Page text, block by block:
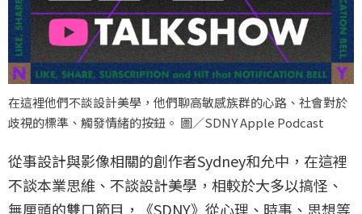
在這裡他們不談設計美學，他們聊高敏感族群的心路、社會對於
歧視的標準、觸發情緒的按鈕。 圖／SDNY Apple Podcast
從事設計與影像相關的創作者Sydney和允中，在這裡
不談本業思維、不談設計美學，相較於大多以搞怪、
無厘頭的雙口節目，《SDNY》從心理、時事、思想等